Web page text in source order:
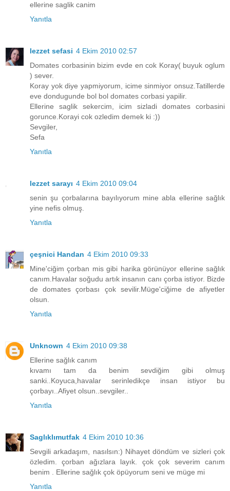
ellerine saglik canim
Yanıtla
lezzet sefasi 4 Ekim 2010 02:57
Domates corbasinin bizim evde en cok Koray( buyuk oglum
) sever.
Koray yok diye yapmiyorum, icime sinmiyor onsuz.Tatillerde
eve dondugunde bol bol domates corbasi yapilir.
Ellerine saglik sekercim, icim sizladi domates corbasini
gorunce.Korayi cok ozledim demek ki :))
Sevgiler,
Sefa
Yanıtla
lezzet sarayı 4 Ekim 2010 09:04
senin şu çorbalarına bayılıyorum mine abla ellerine sağlık
yine nefis olmuş.
Yanıtla
çeşnici Handan 4 Ekim 2010 09:33
Mine'ciğim çorban mis gibi harika görünüyor ellerine sağlık
canım.Havalar soğudu artık insanın canı çorba istiyor. Bizde
de domates çorbası çok sevilir.Müge'ciğime de afiyetler
olsun.
Yanıtla
Unknown 4 Ekim 2010 09:38
Ellerine sağlık canım
kıvamı tam da benim sevdiğim gibi olmuş
sanki..Koyuca,havalar serinledikçe insan istiyor bu
çorbayı..Afiyet olsun..sevgiler..
Yanıtla
Saglıklımutfak 4 Ekim 2010 10:36
Sevgili arkadaşım, nasılsın:) Nihayet döndüm ve sizleri çok
özledim. çorban ağızlara layık. çok çok severim canım
benim . Ellerine sağlık çok öpüyorum seni ve müge mi
Yanıtla